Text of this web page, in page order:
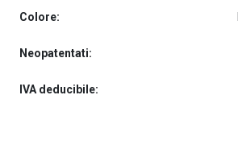
Colore:
Neopatentati:
IVA deducibile: